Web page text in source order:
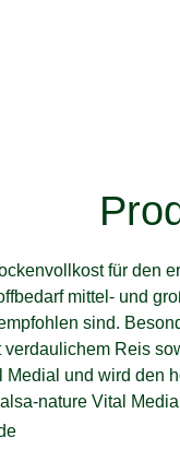
für den
mittel- und
sind.
Reis
Medial und wird den
nature Vital